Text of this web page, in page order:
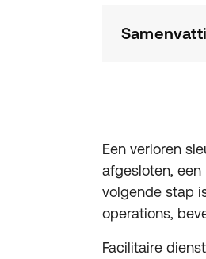
Een verloren
afgesloten,
volgende stap
operations,
Facilitaire